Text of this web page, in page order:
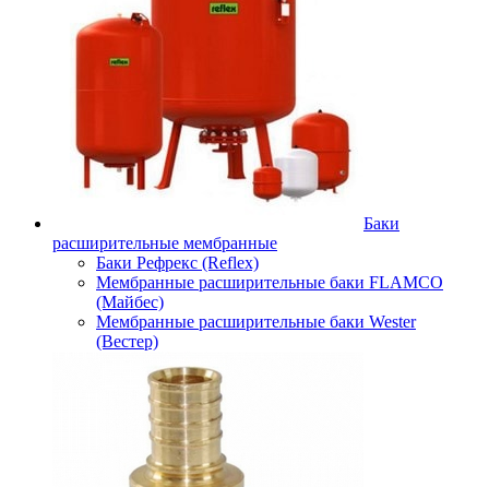
Баки
расширительные мембранные
Баки Рефрекс (Reflex)
Мембранные расширительные баки FLAMCO
(Майбес)
Мембранные расширительные баки Wester
(Вестер)